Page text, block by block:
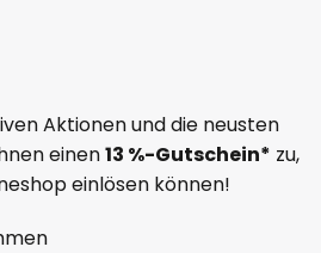
Aktionen und die neusten
einen13 %-Gutschein* zu,
einlösen können!